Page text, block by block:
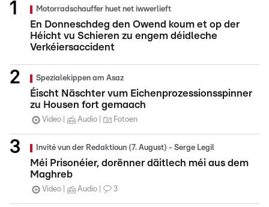
Motorradschauffer huet net iwwerlieft
En Donneschdeg den Owend koum et op der
Héicht vu Schieren zu engem déidleche
Verkéiersaccident
Spezialekippen am Asaz
Éischt Näschter vum Eichenprozessionsspinner
zu Housen fort gemaach
Video Audio Fotoen
Invité vun der Redaktioun (7. August) - Serge Legil
Méi Prisonéier, dorënner däitlech méi aus dem
Maghreb
Video Audio 3